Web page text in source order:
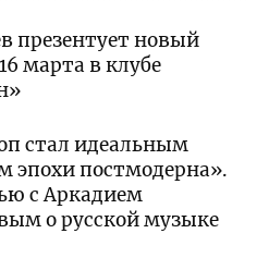
презентует новый
марта в клубе
стал идеальным
эпохи постмодерна».
с Аркадием
о русской музыке